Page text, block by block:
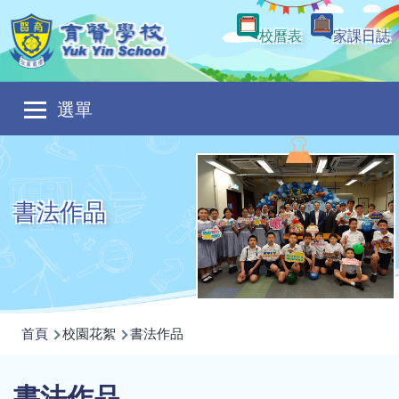
移至主內容
校曆表
家課日誌
選單
Main
navigation
書法作品
導
連
首頁 校園花絮 書法作品